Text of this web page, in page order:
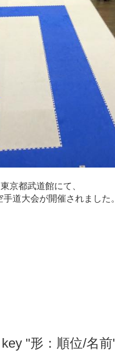
京都武道館にて、
道大会が開催されました
"形：順位/名